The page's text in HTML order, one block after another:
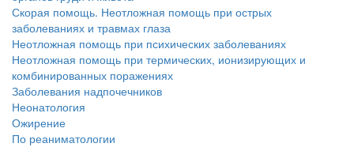
Скорая помощь. Неотложная помощь при острых
заболеваниях и травмах глаза
Неотложная помощь при психических заболеваниях
Неотложная помощь при термических, ионизирующих и
комбинированных поражениях
Заболевания надпочечников
Неонатология
Ожирение
По реаниматологии